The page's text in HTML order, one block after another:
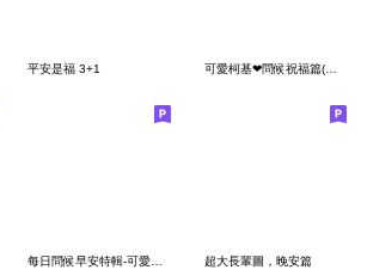
平安是福 3+1 可愛柯基❤問候祝福篇(早安)
每日問候早安特輯-可愛白貓 超大長輩圖，晚安篇